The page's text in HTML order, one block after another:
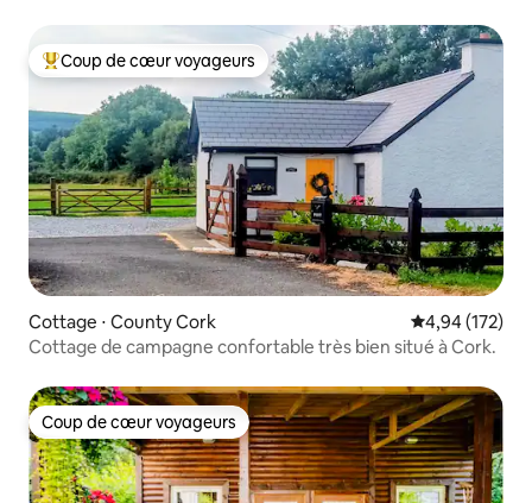
Coups de cœur voyageurs les plus appréciés
Coup de cœur voyageurs
Cottage ⋅ County Cork Évaluation
4,94 (172)
Cottage de campagne confortable très bien situé à Cork.
Coup de cœur voyageurs
Coup de cœur voyageurs